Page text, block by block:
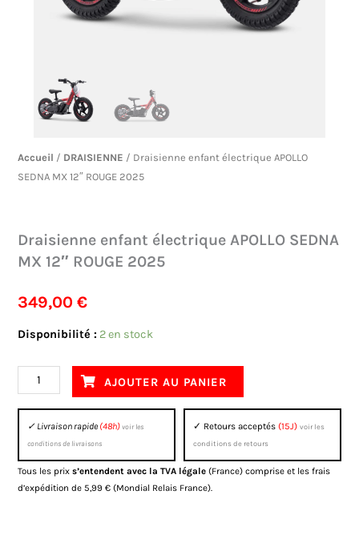
Accueil / DRAISIENNE / Draisienne enfant électrique APOLLO
SEDNA MX 12″ ROUGE 2025
Draisienne enfant électrique APOLLO SEDNA
MX 12″ ROUGE 2025
349,00€
Disponibilité : 2 en stock
quantité
Draisienne
enfant
électrique
APOLLO
SEDNA
MX
AJOUTER AU PANIER
✓ Livraison rapide (48h)voir les
conditions de livraisons
✓ Retours acceptés (15J) voir les
conditions de retours
Tous les prixs’entendent avec la TVA légale (France) comprise et les frais
d’expédition de 5,99 € (Mondial Relais France).